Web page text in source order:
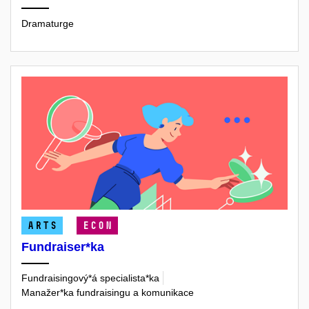
Dramaturge
ARTS ECON
Fundraiser*ka
Fundraisingový*á specialista*ka
Manažer*ka fundraisingu a komunikace